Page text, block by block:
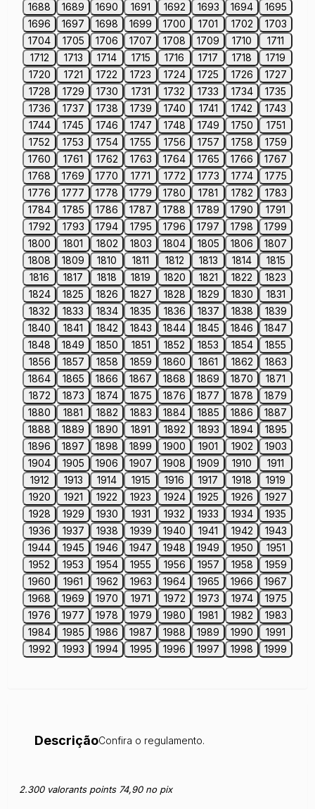
1688
1689 1690 1691 1692 1693 1694
1695
1696
1697 1698 1699 1700 1701 1702
1703
1704
1705 1706 1707 1708 1709 1710
1711
1712
1713 1714 1715 1716 1717 1718
1719
1720
1721 1722 1723 1724 1725 1726
1727
1728
1729 1730 1731 1732 1733 1734
1735
1736
1737 1738 1739 1740 1741 1742
1743
1744
1745 1746 1747 1748 1749 1750
1751
1752
1753 1754 1755 1756 1757 1758
1759
1760
1761 1762 1763 1764 1765 1766
1767
1768
1769 1770 1771 1772 1773 1774
1775
1776
1777 1778 1779 1780 1781 1782
1783
1784
1785 1786 1787 1788 1789 1790
1791
1792
1793 1794 1795 1796 1797 1798
1799
1800
1801 1802 1803 1804 1805 1806
1807
1808
1809 1810 1811 1812 1813 1814
1815
1816
1817 1818 1819 1820 1821 1822
1823
1824
1825 1826 1827 1828 1829 1830
1831
1832
1833 1834 1835 1836 1837 1838
1839
1840
1841 1842 1843 1844 1845 1846
1847
1848
1849 1850 1851 1852 1853 1854
1855
1856
1857 1858 1859 1860 1861 1862
1863
1864
1865 1866 1867 1868 1869 1870
1871
1872
1873 1874 1875 1876 1877 1878
1879
1880
1881 1882 1883 1884 1885 1886
1887
1888
1889 1890 1891 1892 1893 1894
1895
1896
1897 1898 1899 1900 1901 1902
1903
1904
1905 1906 1907 1908 1909 1910
1911
1912
1913 1914 1915 1916 1917 1918
1919
1920
1921 1922 1923 1924 1925 1926
1927
1928
1929 1930 1931 1932 1933 1934
1935
1936
1937 1938 1939 1940 1941 1942
1943
1944
1945 1946 1947 1948 1949 1950
1951
1952
1953 1954 1955 1956 1957 1958
1959
1960
1961 1962 1963 1964 1965 1966
1967
1968
1969 1970 1971 1972 1973 1974
1975
1976
1977 1978 1979 1980 1981 1982
1983
1984
1985 1986 1987 1988 1989 1990
1991
1992
1993 1994 1995 1996 1997 1998 1999
DescriçãoConfira o regulamento.
2.300 valorants points 74,90 no pix